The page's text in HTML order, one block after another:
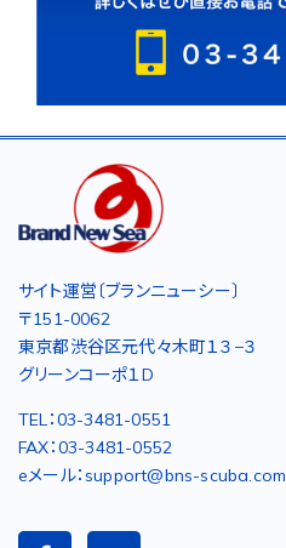
サイト運営〔ブランニューシー〕
〒151-0062
東京都渋谷区元代々木町１３−３
グリーンコーポ１D
TEL：03-3481-0551
FAX：03-3481-0552
eメール：support@bns-scuba.com